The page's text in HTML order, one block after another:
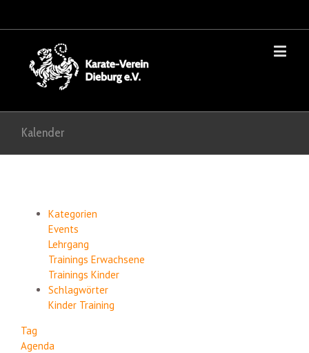
Kalender
Kategorien
Events
Lehrgang
Trainings Erwachsene
Trainings Kinder
Schlagwörter
Kinder Training
Tag
Agenda